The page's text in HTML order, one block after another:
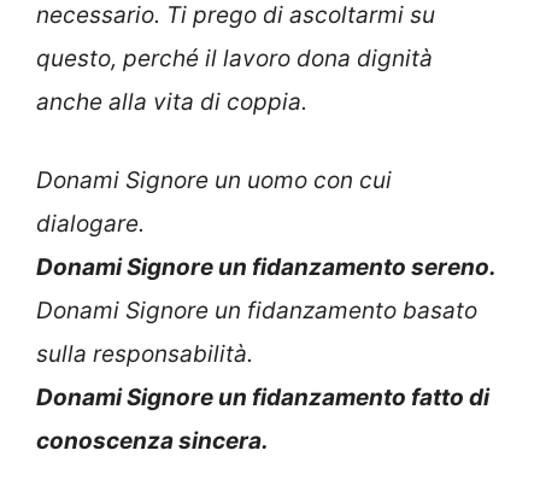
necessario. Ti prego di ascoltarmi su
questo, perché il lavoro dona dignità
anche alla vita di coppia.
Donami Signore un uomo con cui
dialogare.
Donami Signore un fidanzamento sereno.
Donami Signore un fidanzamento basato
sulla responsabilità.
Donami Signore un fidanzamento fatto di
conoscenza sincera.